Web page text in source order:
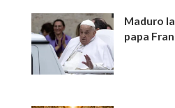
Maduro
papa